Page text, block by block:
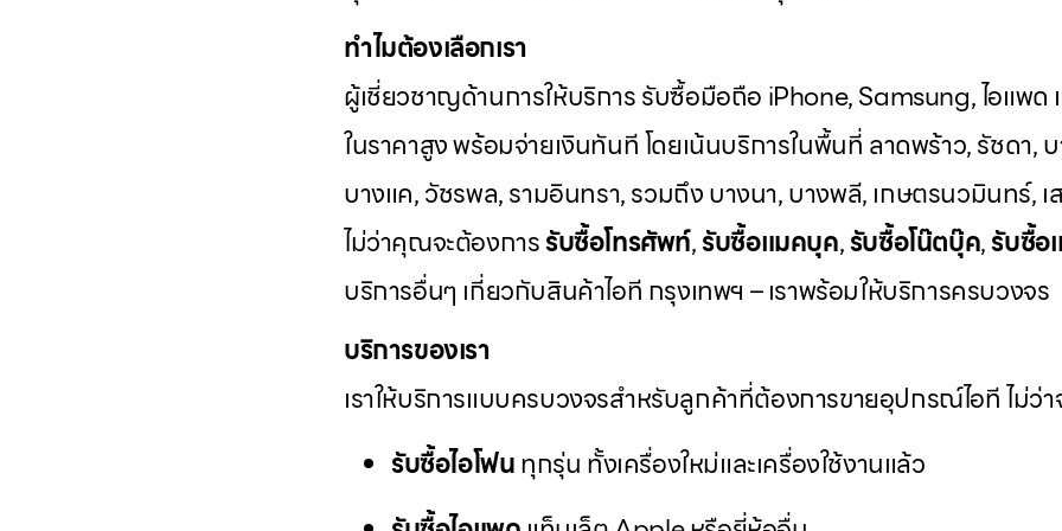
ทำไมต้องเลือกเรา
ผู้เชี่ยวชาญด้านการให้บริการ รับซื้อมือถือ iPhone, Samsung, ไอแพด
ในราคาสูง พร้อมจ่ายเงินทันที โดยเน้นบริการในพื้นที่ ลาดพร้าว, รัชดา,
บางแค, วัชรพล, รามอินทรา, รวมถึง บางนา, บางพลี, เกษตรนวมินทร์,
ไม่ว่าคุณจะต้องการรับซื้อโทรศัพท์,รับซื้อแมคบุค,รับซื้อโน๊ตบุ๊ค,รับซื้อ
บริการอื่นๆ เกี่ยวกับสินค้าไอที กรุงเทพฯ – เราพร้อมให้บริการครบวงจร
บริการของเรา
เราให้บริการแบบครบวงจรสำหรับลูกค้าที่ต้องการขายอุปกรณ์ไอที ไม่ว่า
รับซื้อไอโฟนทุกรุ่น ทั้งเครื่องใหม่และเครื่องใช้งานแล้ว